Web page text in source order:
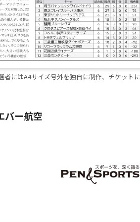
者にはA4サイズ号外を独自に制作、チケット
バー航空